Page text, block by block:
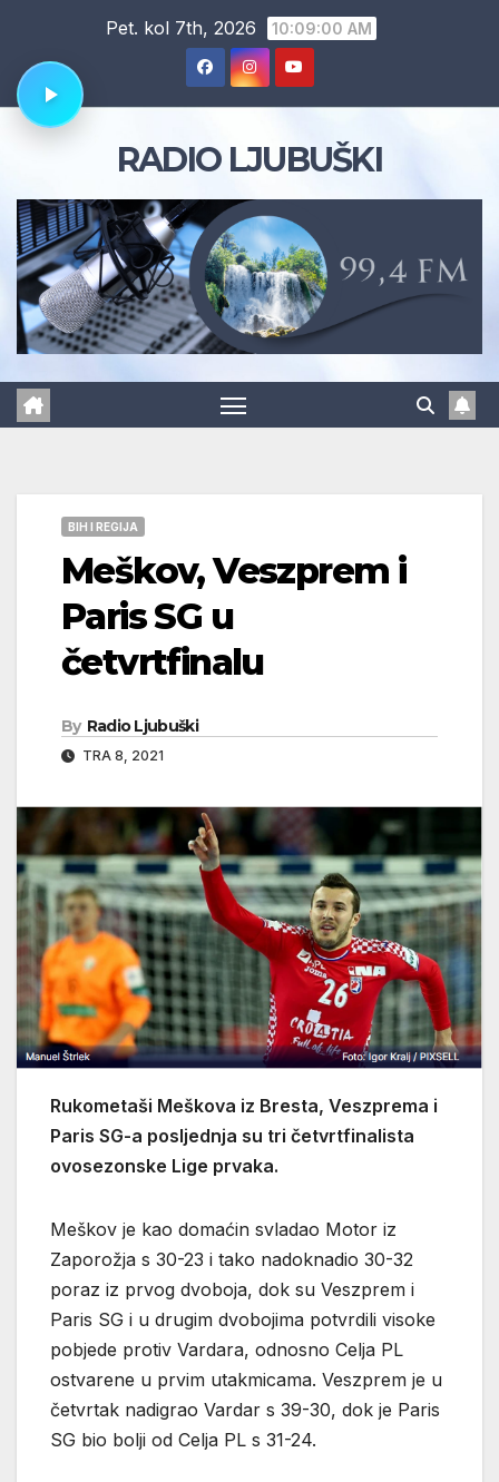
content
Pet. kol 7th, 2026 10:09:01 AM
RADIO LJUBUŠKI
BIH I REGIJA
Meškov, Veszprem i
Paris SG u
četvrtfinalu
By Radio Ljubuški
TRA 8, 2021
Rukometaši Meškova iz Bresta, Veszprema i
Paris SG-a posljednja su tri četvrtfinalista
ovosezonske Lige prvaka.
Meškov je kao domaćin svladao Motor iz
Zaporožja s 30-23 i tako nadoknadio 30-32
poraz iz prvog dvoboja, dok su Veszprem i
Paris SG i u drugim dvobojima potvrdili visoke
pobjede protiv Vardara, odnosno Celja PL
ostvarene u prvim utakmicama. Veszprem je u
četvrtak nadigrao Vardar s 39-30, dok je Paris
SG bio bolji od Celja PL s 31-24.